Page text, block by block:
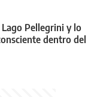
Pellegrini y lo
dentro del